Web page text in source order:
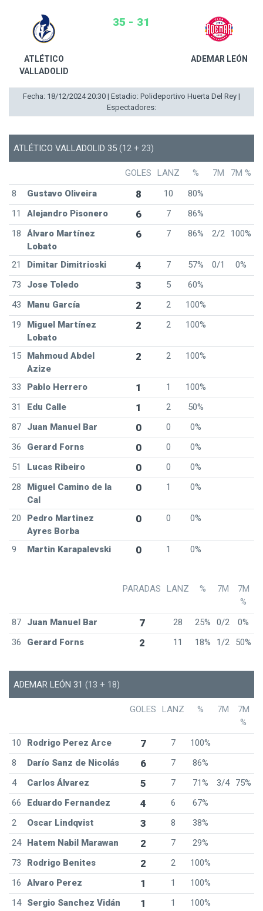
ATLÉTICO
VALLADOLID
35 - 31
ADEMAR LEÓN
Fecha: 18/12/2024 20:30 | Estadio: Polideportivo Huerta Del Rey |
Espectadores:
ATLÉTICO VALLADOLID 35 (12 + 23)
GOLES LANZ % 7M
7M %
8
Gustavo Oliveira 8 10
80%
11
Alejandro Pisonero 6 7
86%
18
Álvaro Martínez
Lobato
6 7 86% 2/2 100%
21 Dimitar Dimitrioski 4 7 57% 0/1
0%
73
Jose Toledo 3 5
60%
43
Manu García 2 2
100%
19
Miguel Martínez
Lobato
2 2 100%
15
Mahmoud Abdel
Azize
2 2 100%
33 Pablo Herrero 1 1
100%
31
Edu Calle 1 2
50%
87
Juan Manuel Bar 0 0
0%
36
Gerard Forns 0 0
0%
51
Lucas Ribeiro 0 0
0%
28
Miguel Camino de la
Cal
0 1 0%
20
Pedro Martinez
Ayres Borba
0 0 0%
9 Martin Karapalevski 0 1 0%
PARADAS LANZ % 7M
7M
%
87
Juan Manuel Bar 7 28 25% 0/2
0%
36
Gerard Forns 2 11 18% 1/2 50%
ADEMAR LEÓN 31 (13 + 18)
GOLES LANZ % 7M
7M
%
10
Rodrigo Perez Arce 7 7
100%
8
Darío Sanz de Nicolás 6 7
86%
4
Carlos Álvarez 5 7 71% 3/4
75%
66
Eduardo Fernandez 4 6
67%
2
Oscar Lindqvist 3 8
38%
24
Hatem Nabil Marawan 2 7
29%
73
Rodrigo Benites 2 2
100%
16
Alvaro Perez 1 1
100%
14
Sergio Sanchez Vidán 1 1 100%